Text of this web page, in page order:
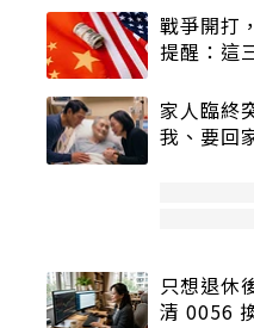
戰爭開打
提醒：這
家人臨終
我、要回
只想退休
清 0056